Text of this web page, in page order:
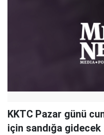
KKTC Pazar günü
için sandığa gidecek